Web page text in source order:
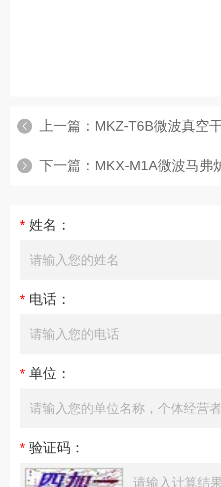
上一篇： MKZ-T6B微波真空
下一篇： MKX-M1A微波马弗
* 姓名：
* 电话：
* 单位：
* 验证码：